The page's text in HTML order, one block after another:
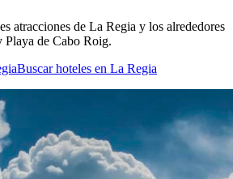
atracciones de La Regia y los alrededores
Playa de Cabo Roig.
Buscar hoteles en La Regia